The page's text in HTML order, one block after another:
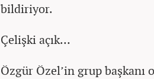
bildiriyor.
Çelişki açık…
Özgür Özel’in grup